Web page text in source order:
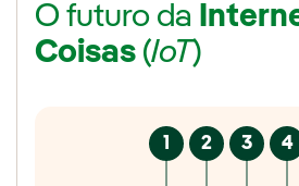
O futuro da
Coisas (IoT)
1 2 3 4